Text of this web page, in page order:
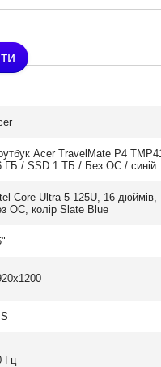
Acer TravelMate P4
ГБ / SSD 1 ТБ / Без ОС / синій
Core Ultra 5 125U, 16
ОС, колір Slate Blue
Гц